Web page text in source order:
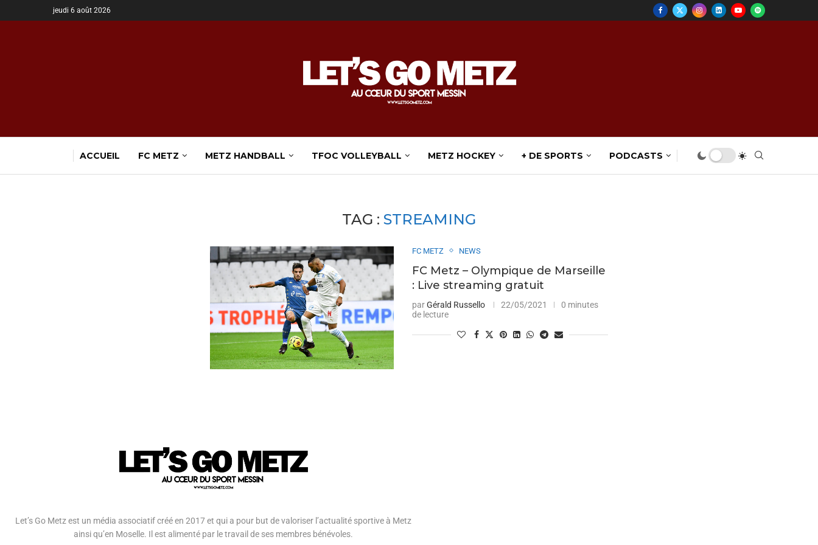
jeudi 6 août 2026
ACCUEIL FC METZ METZ HANDBALL TFOC VOLLEYBALL METZ HOCKEY + DE SPORTS PODCASTS
TAG : STREAMING
FC METZ NEWS
FC Metz – Olympique de Marseille
: Live streaming gratuit
parGérald Russello 22/05/2021
0 minutes
de lecture
Let’s Go Metz est un média associatif créé en 2017 et qui a pour but de valoriser l’actualité sportive à Metz
ainsi qu’en Moselle. Il est alimenté par le travail de ses membres bénévoles.